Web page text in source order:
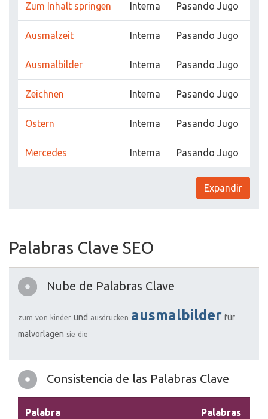
Zum Inhalt springen Interna Pasando Jugo
Ausmalzeit Interna Pasando Jugo
Ausmalbilder Interna Pasando Jugo
Zeichnen Interna Pasando Jugo
Ostern Interna Pasando Jugo
Mercedes Interna Pasando Jugo
Expandir
Palabras Clave SEO
Nube de Palabras Clave
zum von kinder und ausdrucken ausmalbilder für
malvorlagen sie die
Consistencia de las Palabras Clave
Palabra
Palabras